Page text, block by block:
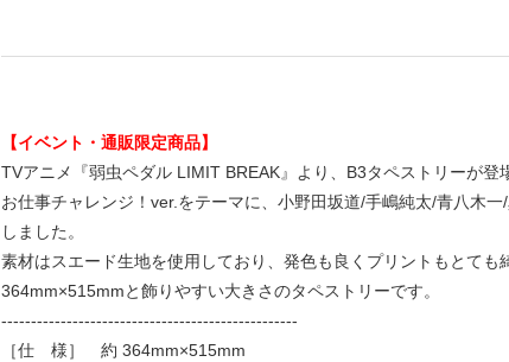
【イベント・通販限定商品】
TVアニメ『弱虫ペダル LIMIT BREAK』より、B3タペストリーが登
お仕事チャレンジ！ver.をテーマに、小野田坂道/手嶋純太/青八木
しました。
素材はスエード生地を使用しており、発色も良くプリントもとても
364mm×515mmと飾りやすい大きさのタペストリーです。
--------------------------------------------------
［仕 様］ 約 364mm×515mm